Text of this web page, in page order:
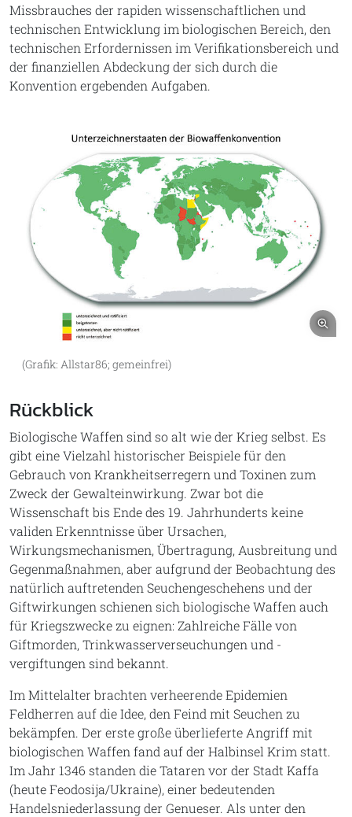
Missbrauches der rapiden wissenschaftlichen und
technischen Entwicklung im biologischen Bereich, den
technischen Erfordernissen im Verifikationsbereich und
der finanziellen Abdeckung der sich durch die
Konvention ergebenden Aufgaben.
(Grafik: Allstar86; gemeinfrei)
Rückblick
Biologische Waffen sind so alt wie der Krieg selbst. Es
gibt eine Vielzahl historischer Beispiele für den
Gebrauch von Krankheitserregern und Toxinen zum
Zweck der Gewalteinwirkung. Zwar bot die
Wissenschaft bis Ende des 19. Jahrhunderts keine
validen Erkenntnisse über Ursachen,
Wirkungsmechanismen, Übertragung, Ausbreitung und
Gegenmaßnahmen, aber aufgrund der Beobachtung des
natürlich auftretenden Seuchengeschehens und der
Giftwirkungen schienen sich biologische Waffen auch
für Kriegszwecke zu eignen: Zahlreiche Fälle von
Giftmorden, Trinkwasserverseuchungen und -
vergiftungen sind bekannt.
Im Mittelalter brachten verheerende Epidemien
Feldherren auf die Idee, den Feind mit Seuchen zu
bekämpfen. Der erste große überlieferte Angriff mit
biologischen Waffen fand auf der Halbinsel Krim statt.
Im Jahr 1346 standen die Tataren vor der Stadt Kaffa
(heute Feodosija/Ukraine), einer bedeutenden
Handelsniederlassung der Genueser. Als unter den